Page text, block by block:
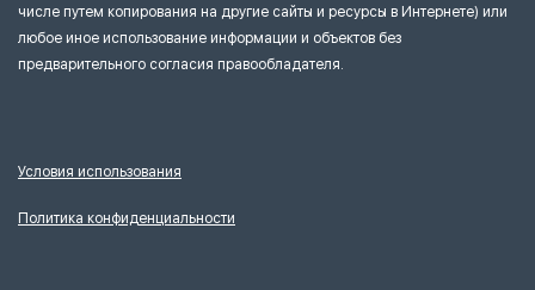
числе путем копирования на другие сайты и ресурсы в Интернете) или
любое иное использование информации и объектов без
предварительного согласия правообладателя.
Условия использования
Политика конфиденциальности